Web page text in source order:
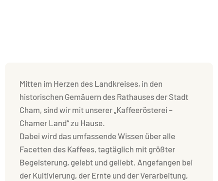
Mitten im Herzen des Landkreises, in den
historischen Gemäuern des Rathauses der Stadt
Cham, sind wir mit unserer „Kaffeerösterei –
Chamer Land“ zu Hause.
Dabei wird das umfassende Wissen über alle
Facetten des Kaffees, tagtäglich mit größter
Begeisterung, gelebt und geliebt. Angefangen bei
der Kultivierung, der Ernte und der Verarbeitung,